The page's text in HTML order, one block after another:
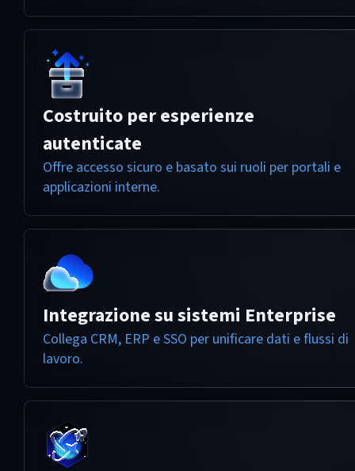
Costruito per esperienze
autenticate
Offre accesso sicuro e basato sui ruoli per portali e
applicazioni interne.
Integrazione su sistemi Enterprise
Collega CRM, ERP e SSO per unificare dati e flussi di
lavoro.